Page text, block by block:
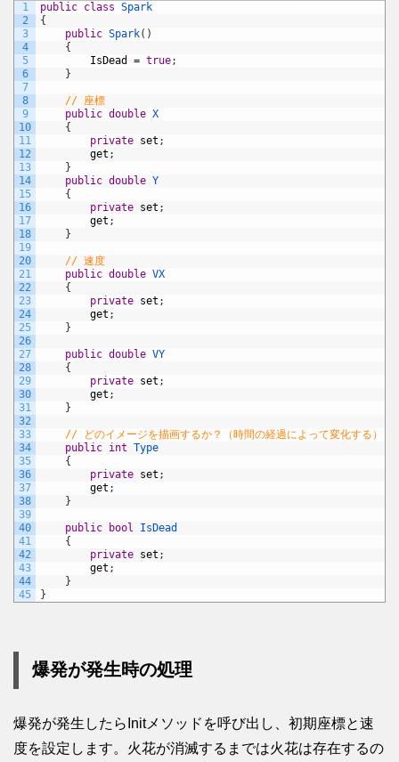
1
2
3
4
5
6
7
8
9
10
11
12
13
14
15
16
17
18
19
20
21
22
23
24
25
26
27
28
29
30
31
32
33
34
35
36
37
38
39
40
41
42
43
44
45
public class Spark
{
public Spark( )
{
IsDead
= true;
}
// 座標
public double X
{
private set ;
get ;
}
public double Y
{
private set ;
get ;
}
// 速度
public double VX
{
private set ;
get ;
}
public double VY
{
private set ;
get ;
}
// どのイメージを描画するか？（時間の経過によって変化する）
public int Type
{
private set ;
get ;
}
public bool
IsDead
{
private set ;
get ;
}
}
爆発が発生時の処理
爆発が発生したらInitメソッドを呼び出し、初期座標と速
度を設定します。火花が消滅するまでは火花は存在するの